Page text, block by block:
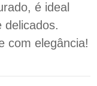
é ideal
delicados.
com elegância!